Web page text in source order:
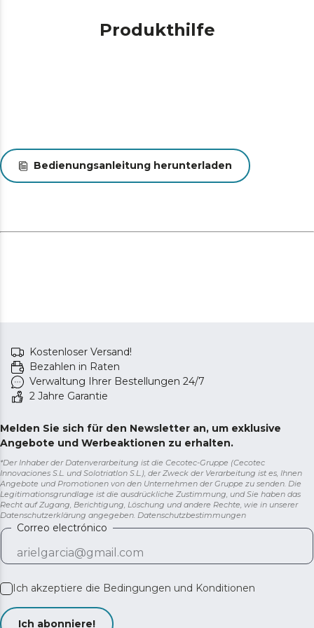
Rohrs, sehen Sie den ganzen Schmutz und lassen Sie
nichts entweichen dank der LED-Leuchte im Saugfuß.
Produkthilfe
Bedienungsanleitung herunterladen
Kostenloser Versand!
Bezahlen in Raten
Verwaltung Ihrer Bestellungen 24/7
2 Jahre Garantie
Melden Sie sich für den Newsletter an, um exklusive
Angebote und Werbeaktionen zu erhalten.
*Der Inhaber der Datenverarbeitung ist die Cecotec-Gruppe (Cecotec
Innovaciones S.L. und Solotriatlon S.L.), der Zweck der Verarbeitung ist es, Ihnen
Angebote und Promotionen von den Unternehmen der Gruppe zu senden. Die
Legitimationsgrundlage ist die ausdrückliche Zustimmung, und Sie haben das
Recht auf Zugang, Berichtigung, Löschung und andere Rechte, wie in unserer
Datenschutzerklärung angegeben. Datenschutzbestimmungen
Correo electrónico
Ich akzeptiere die Bedingungen und Konditionen
Ich abonniere!